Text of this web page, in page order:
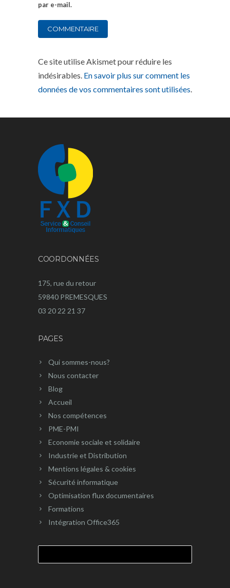
par e-mail.
Ce site utilise Akismet pour réduire les
indésirables. En savoir plus sur comment les
données de vos commentaires sont utilisées.
COORDONNÉES
175, rue du retour
59840 PREMESQUES
03 20 22 21 37
PAGES
Qui sommes-nous?
Nous contacter
Blog
Accueil
Nos compétences
PME-PMI
Economie sociale et solidaire
Industrie et Distribution
Mentions légales & cookies
Sécurité informatique
Optimisation flux documentaires
Formations
Intégration Office365